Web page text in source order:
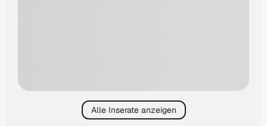
Alle Inserate anzeigen